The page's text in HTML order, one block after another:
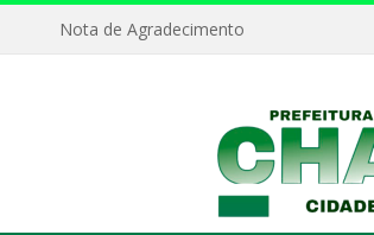
Nota de Agradecimento